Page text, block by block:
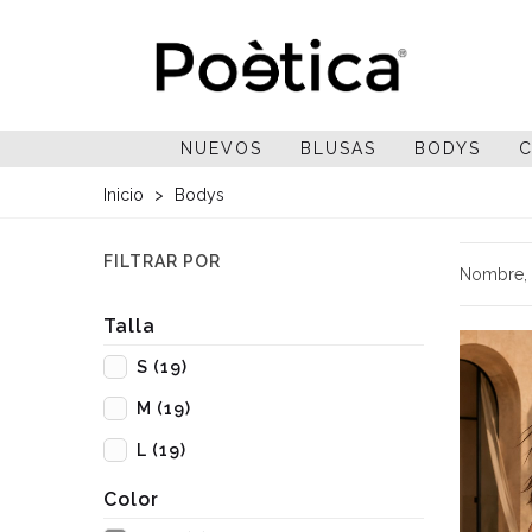
NUEVOS BLUSAS BODYS
Inicio > Bodys
FILTRAR POR
Talla
S (19)
M (19)
L (19)
Color